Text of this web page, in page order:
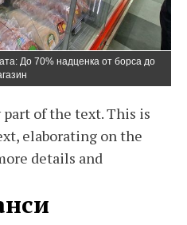
До 70% надценка от борса до
of the text. This is
elaborating on the
details and